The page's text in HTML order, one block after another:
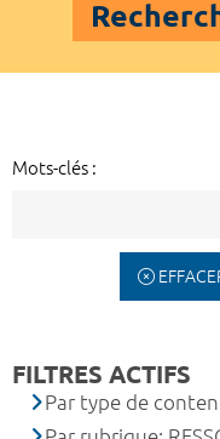
Mots-clés :
FILTRES ACTIFS
Par type de